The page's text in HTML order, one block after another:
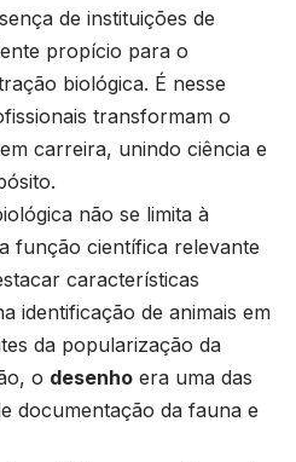
de instituições de
propício para o
biológica. É nesse
transformam o
carreira, unindo ciência e
não se limita à
função científica relevante
características
identificação de animais em
da popularização da
o desenho era uma das
documentação da fauna e